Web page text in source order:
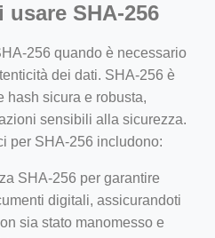
SHA-256
256 quando è necessario
dei dati. SHA-256 è
hash sicura e robusta,
sensibili alla sicurezza.
per SHA-256 includono:
SHA-256 per garantire
digitali, assicurandoti
sia stato manomesso e